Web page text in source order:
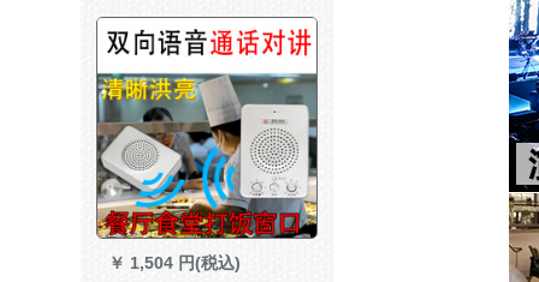
変化の速さの手の火山の映り
のお客さんの全国民のK歌の調
音台の音カド
￥ 1,504 円(税込)